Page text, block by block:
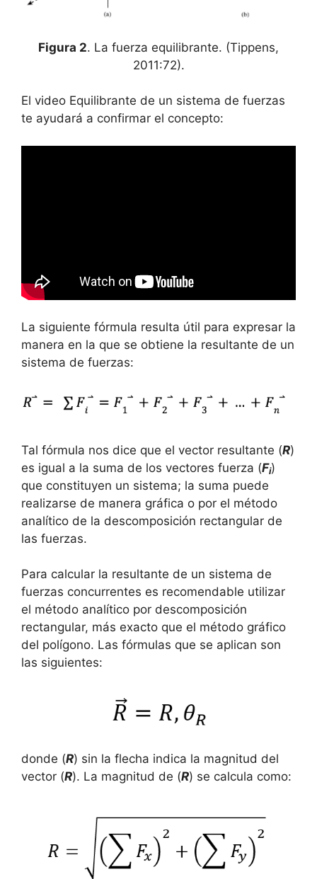
Figura 2. La fuerza equilibrante. (Tippens,
2011:72).
El video Equilibrante de un sistema de fuerzas
te ayudará a confirmar el concepto:
La siguiente fórmula resulta útil para expresar la
manera en la que se obtiene la resultante de un
sistema de fuerzas:
Tal fórmula nos dice que el vector resultante (R)
es igual a la suma de los vectores fuerza (Fi)
que constituyen un sistema; la suma puede
realizarse de manera gráfica o por el método
analítico de la descomposición rectangular de
las fuerzas.
Para calcular la resultante de un sistema de
fuerzas concurrentes es recomendable utilizar
el método analítico por descomposición
rectangular, más exacto que el método gráfico
del polígono. Las fórmulas que se aplican son
las siguientes:
donde (R) sin la flecha indica la magnitud del
vector (R). La magnitud de (R) se calcula como: